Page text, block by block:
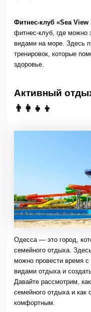
Фитнес-клуб «Sea View
фитнес-клуб, где можно
видами на море. Здесь
тренировок, которые
здоровье.
Активный
👨‍👩‍👧‍👦
Одесса — это город,
семейного отдыха.
можно провести время
видами отдыха и
Давайте рассмотрим,
семейного отдыха и как
комфортным.